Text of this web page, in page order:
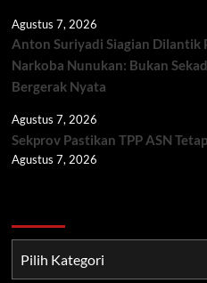
Agustus 7, 2026
Anton Suriyadi Siagian Dilantik
Narkoba Nunukan: Bukan
Bergerak Nyata
Agustus 7, 2026
Sekprov Pastikan TPP ASN
Agustus 7, 2026
TNI/POLRI